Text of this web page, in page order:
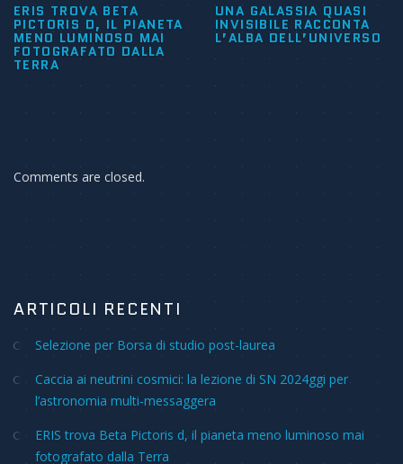
ERIS TROVA BETA
PICTORIS D, IL PIANETA
MENO LUMINOSO MAI
FOTOGRAFATO DALLA
TERRA
UNA GALASSIA QUASI
INVISIBILE RACCONTA
L’ALBA DELL’UNIVERSO
Comments are closed.
ARTICOLI RECENTI
Selezione per Borsa di studio post-laurea
Caccia ai neutrini cosmici: la lezione di SN 2024ggi per
l’astronomia multi-messaggera
ERIS trova Beta Pictoris d, il pianeta meno luminoso mai
fotografato dalla Terra